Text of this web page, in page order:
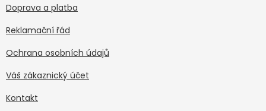
Doprava a platba
Reklamační řád
Ochrana osobních údajů
Váš zákaznický účet
Kontakt